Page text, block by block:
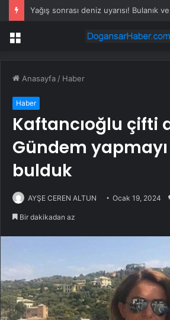
Menü
Anasayfa / Haber
Haber
Kaftancıoğlu çifti
Gündem yapmayı
bulduk
AYŞE CEREN ALTUN Ocak 19, 2024
Bir dakikadan az